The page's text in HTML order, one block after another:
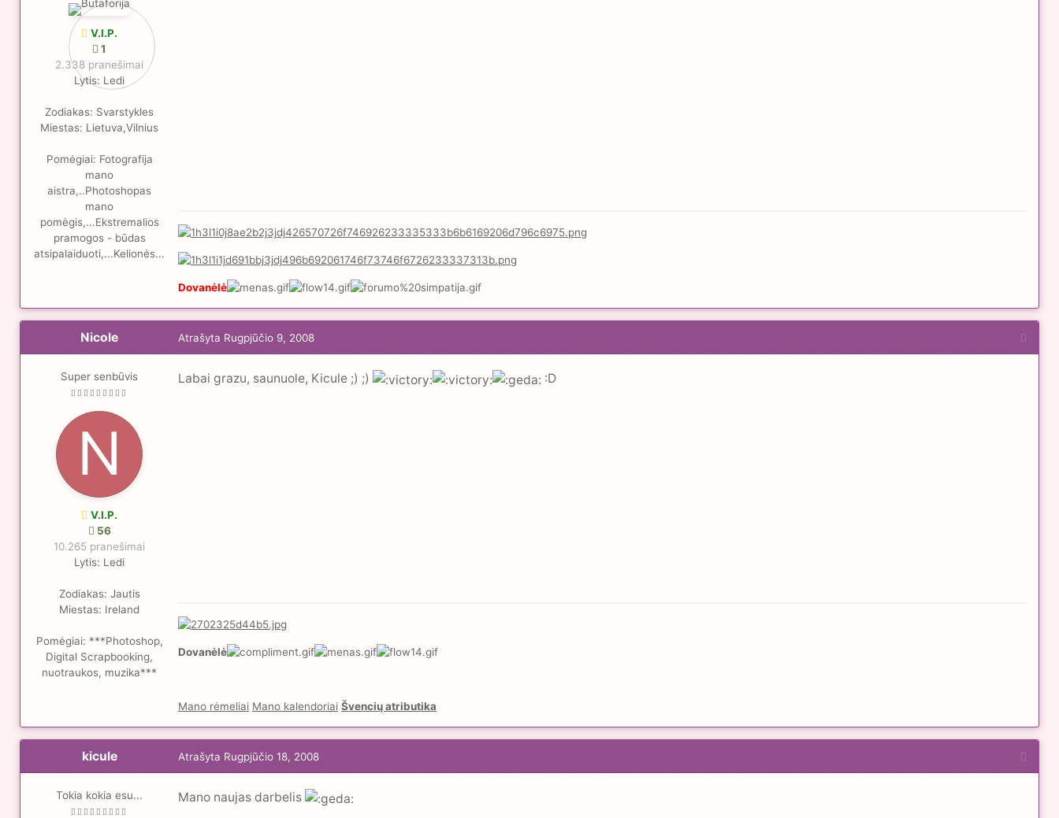
V.I.P.
1
2.338 pranešimai
Lytis: Ledi
Zodiakas: Svarstykles
Miestas: Lietuva,Vilnius
Pomėgiai: Fotografija
mano
aistra,..Photoshopas
mano
pomėgis,...Ekstremalios
pramogos - būdas
atsipalaiduoti,...Kelionės...
Dovanėlė
Nicole
Super senbūvis
V.I.P.
56
10.265 pranešimai
Lytis: Ledi
Zodiakas: Jautis
Miestas: Ireland
Pomėgiai: ***Photoshop,
Digital Scrapbooking,
nuotraukos, muzika***
Atrašyta Rugpjūčio 9, 2008
Labai grazu, saunuole, Kicule ;) ;) :D
Dovanėlė
Mano rėmeliai Mano kalendoriai Švencių atributika
kicule
Tokia kokia esu...
Atrašyta Rugpjūčio 18, 2008
Mano naujas darbelis